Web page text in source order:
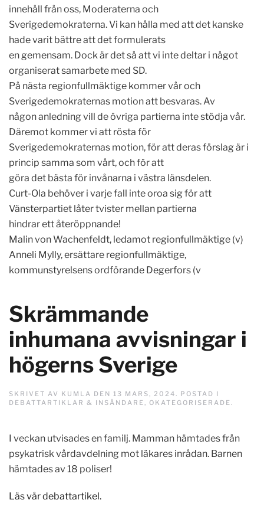
innehåll från oss, Moderaterna och
Sverigedemokraterna. Vi kan hålla med att det kanske
hade varit bättre att det formulerats
en gemensam. Dock är det så att vi inte deltar i något
organiserat samarbete med SD.
På nästa regionfullmäktige kommer vår och
Sverigedemokraternas motion att besvaras. Av
någon anledning vill de övriga partierna inte stödja vår.
Däremot kommer vi att rösta för
Sverigedemokraternas motion, för att deras förslag är i
princip samma som vårt, och för att
göra det bästa för invånarna i västra länsdelen.
Curt-Ola behöver i varje fall inte oroa sig för att
Vänsterpartiet låter tvister mellan partierna
hindrar ett återöppnande!
Malin von Wachenfeldt, ledamot regionfullmäktige (v)
Anneli Mylly, ersättare regionfullmäktige,
kommunstyrelsens ordförande Degerfors (v
Skrämmande
inhumana avvisningar i
högerns Sverige
SKRIVET AV KUMLA DEN 13 MARS, 2024 . POSTAD I
DEBATTARTIKLAR & INSÄNDARE , OKATEGORISERADE .
I veckan utvisades en familj. Mamman hämtades från
psykatrisk vårdavdelning mot läkares inrådan. Barnen
hämtades av 18 poliser!
Läs vår debattartikel.